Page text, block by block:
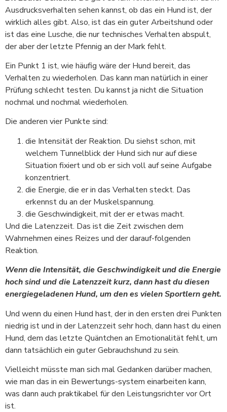
Ausdrucksverhalten sehen kannst, ob das ein Hund ist, der
wirklich alles gibt. Also, ist das ein guter Arbeitshund oder
ist das eine Lusche, die nur technisches Verhalten abspult,
der aber der letzte Pfennig an der Mark fehlt.
Ein Punkt 1 ist, wie häufig wäre der Hund bereit, das
Verhalten zu wiederholen. Das kann man natürlich in einer
Prüfung schlecht testen. Du kannst ja nicht die Situation
nochmal und nochmal wiederholen.
Die anderen vier Punkte sind:
die Intensität der Reaktion. Du siehst schon, mit
welchem Tunnelblick der Hund sich nur auf diese
Situation fixiert und ob er sich voll auf seine Aufgabe
konzentriert.
die Energie, die er in das Verhalten steckt. Das
erkennst du an der Muskelspannung.
die Geschwindigkeit, mit der er etwas macht.
Und die Latenzzeit. Das ist die Zeit zwischen dem
Wahrnehmen eines Reizes und der darauf-folgenden
Reaktion.
Wenn die Intensität, die Geschwindigkeit und die Energie
hoch sind und die Latenzzeit kurz, dann hast du diesen
energiegeladenen Hund, um den es vielen Sportlern geht.
Und wenn du einen Hund hast, der in den ersten drei Punkten
niedrig ist und in der Latenzzeit sehr hoch, dann hast du einen
Hund, dem das letzte Quäntchen an Emotionalität fehlt, um
dann tatsächlich ein guter Gebrauchshund zu sein.
Vielleicht müsste man sich mal Gedanken darüber machen,
wie man das in ein Bewertungs-system einarbeiten kann,
was dann auch praktikabel für den Leistungsrichter vor Ort
ist.